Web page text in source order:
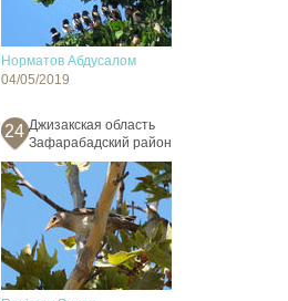
Норматов Абдусалом
04/05/2019
24 Джизакская область
Зафарабадский район